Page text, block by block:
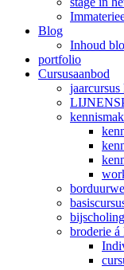
Blog
Inhoud
portfolio
Cursusaanbod
broderie á